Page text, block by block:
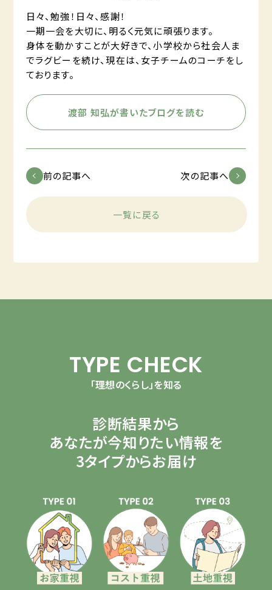
日々、勉強！日々、感謝！
一期一会を大切に、明るく元気に頑張ります。
身体を動かすことが大好きで、小学校から社会人ま
でラグビーを続け、現在は、女子チームのコーチをし
ております。
渡部 知弘が書いたブログを読む
前の記事へ 次の記事へ
一覧に戻る
TYPE CHECK
「理想のくらし」を知る
診断結果から
あなたが今知りたい情報を
3タイプからお届け